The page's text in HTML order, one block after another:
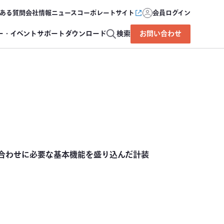
る質問会社情報ニュースコーポレートサイト 会員ログイン
イベントサポートダウンロード 検索 お問い合わせ
わせに必要な基本機能を盛り込んだ計装